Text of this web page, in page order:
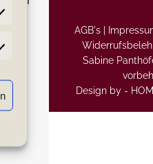
AGB's |
Sabine
Design by -